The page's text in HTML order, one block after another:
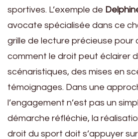
sportives. L’exemple de
avocate spécialisée dans ce
grille de lecture précieuse pour
comment le droit peut éclairer
scénaristiques, des mises en
témoignages. Dans une
l’engagement n’est pas un
démarche réfléchie, la
droit du sport doit s’appuyer